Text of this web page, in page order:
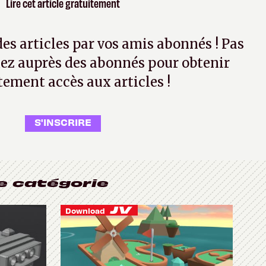
Lire cet article gratuitement
articles par vos amis abonnés ! Pas
auprès des abonnés pour obtenir
accès aux articles !
S'INSCRIRE
catégorie
Download